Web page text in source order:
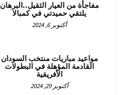
مفاجأة من العيار الثقيل..البرهان
يلتقي حميدتي في كمبالا
أكتوبر 6, 2024
مواعيد مباريات منتخب السودان
القادمة المؤهلة في البطولات
الأفريقية
أكتوبر 29, 2024